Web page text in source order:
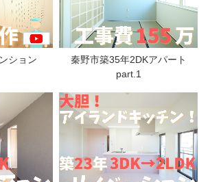
ション
秦野市築35年2DKアパート
part.1